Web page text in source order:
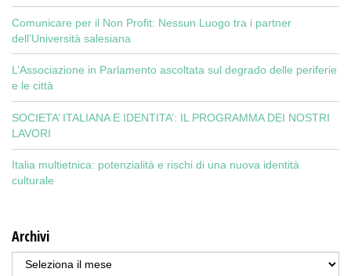
Comunicare per il Non Profit: Nessun Luogo tra i partner
dell’Università salesiana
L’Associazione in Parlamento ascoltata sul degrado delle periferie
e le città
SOCIETA’ ITALIANA E IDENTITA’: IL PROGRAMMA DEI NOSTRI
LAVORI
Italia multietnica: potenzialità e rischi di una nuova identità
culturale
Archivi
Archivi